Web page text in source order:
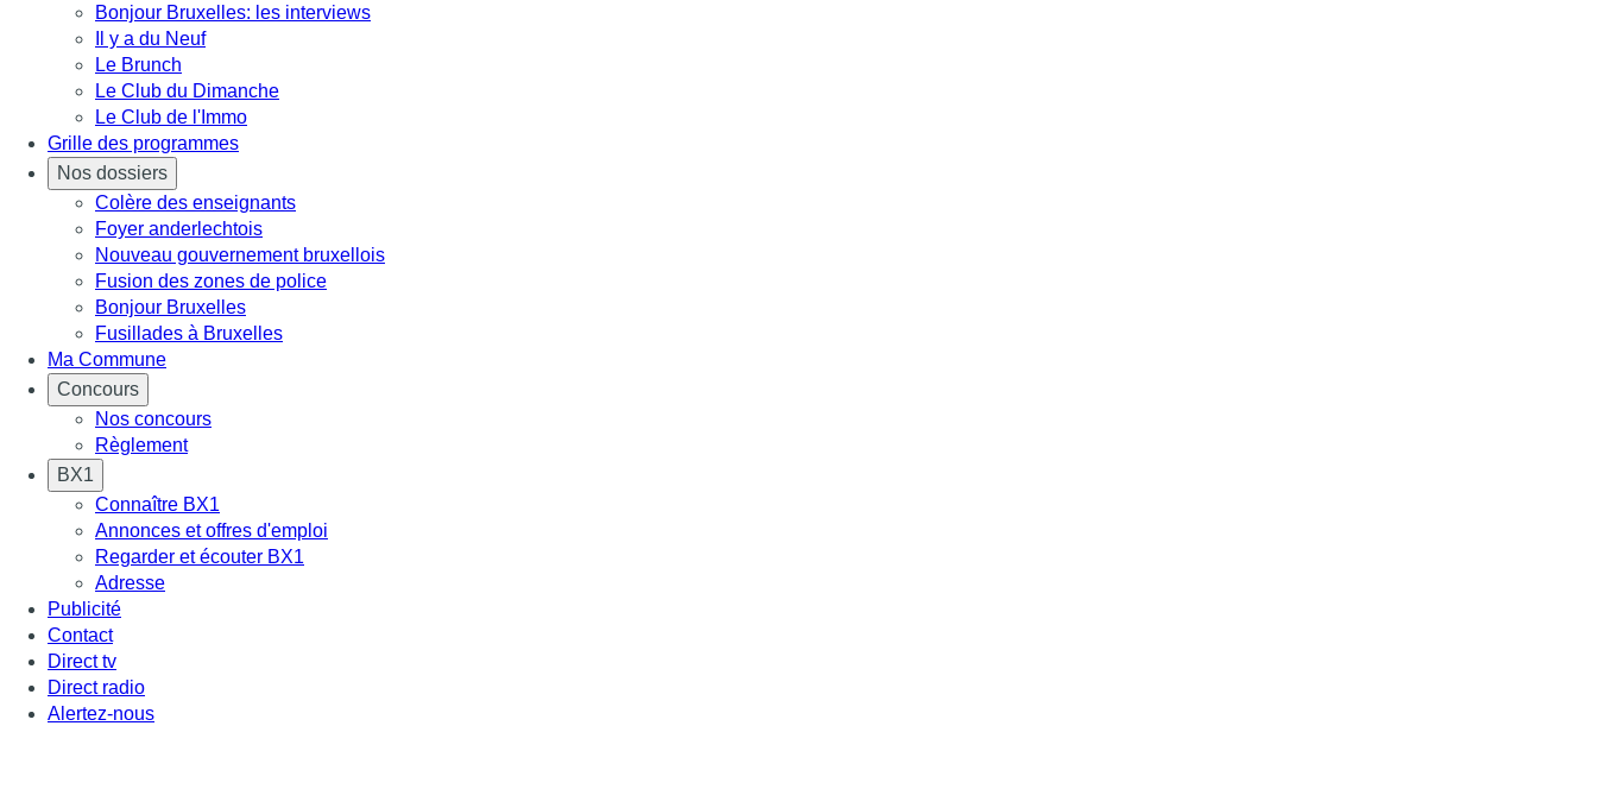
Bonjour Bruxelles: les interviews
Il y a du Neuf
Le Brunch
Le Club du Dimanche
Le Club de l'Immo
Grille des programmes
Nos dossiers
Colère des enseignants
Foyer anderlechtois
Nouveau gouvernement bruxellois
Fusion des zones de police
Bonjour Bruxelles
Fusillades à Bruxelles
Ma Commune
Concours
Nos concours
Règlement
BX1
Connaître BX1
Annonces et offres d'emploi
Regarder et écouter BX1
Adresse
Publicité
Contact
Direct tv
Direct radio
Alertez-nous